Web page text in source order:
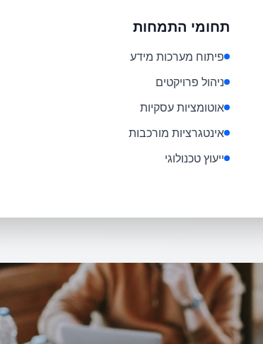
תחומי התמחות
פיתוח מערכות מידע
ניהול פרויקטים
אוטומציות עסקיות
אינטגרציות מורכבות
ייעוץ טכנולוגי